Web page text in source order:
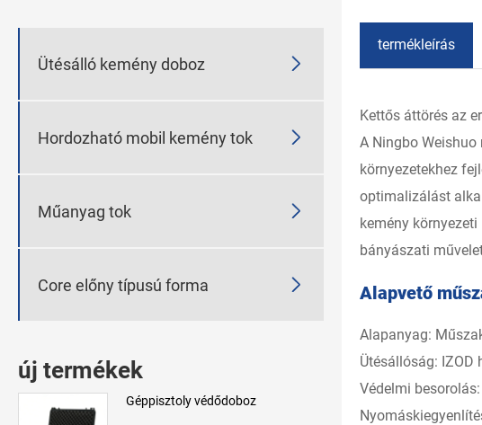
Ütésálló kemény doboz 
Hordozható mobil kemény tok 
Műanyag tok 
Core előny típusú forma 
új termékek
Géppisztoly védődoboz
termékleírás
Kettős áttörés az
A Ningbo
környezetekhez
optimalizálást
kemény
bányászati
Alapvető
Alapanyag:
Ütésállóság:
Védelmi